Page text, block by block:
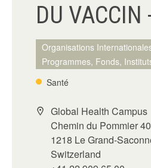
DU VACCIN
Organisations
Programmes, Fonds,
Santé
Global Health Campus
Chemin du Pommier 40
1218 Le Grand-
Switzerland